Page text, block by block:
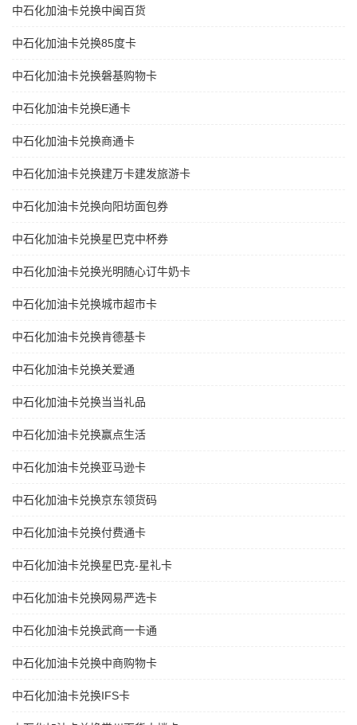
中石化加油卡兑换中闽百货
中石化加油卡兑换85度卡
中石化加油卡兑换磐基购物卡
中石化加油卡兑换E通卡
中石化加油卡兑换商通卡
中石化加油卡兑换建万卡建发旅游卡
中石化加油卡兑换向阳坊面包券
中石化加油卡兑换星巴克中杯券
中石化加油卡兑换光明随心订牛奶卡
中石化加油卡兑换城市超市卡
中石化加油卡兑换肯德基卡
中石化加油卡兑换关爱通
中石化加油卡兑换当当礼品
中石化加油卡兑换赢点生活
中石化加油卡兑换亚马逊卡
中石化加油卡兑换京东领货码
中石化加油卡兑换付费通卡
中石化加油卡兑换星巴克-星礼卡
中石化加油卡兑换网易严选卡
中石化加油卡兑换武商一卡通
中石化加油卡兑换中商购物卡
中石化加油卡兑换IFS卡